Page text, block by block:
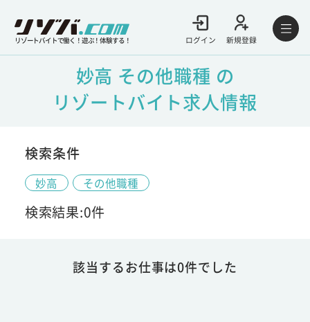
リゾートバイトで働く！遊ぶ！体験する！ ログイン 新規登録
妙高 その他職種 の
リゾートバイト求人情報
検索条件
妙高 その他職種
検索結果:0件
該当するお仕事は0件でした